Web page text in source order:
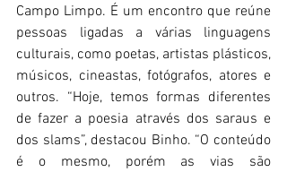
Campo Limpo. É um encontro que reúne
pessoas ligadas a várias linguagens
culturais, como poetas, artistas plásticos,
músicos, cineastas, fotógrafos, atores e
outros. “Hoje, temos formas diferentes
de fazer a poesia através dos saraus e
dos slams”, destacou Binho. “O conteúdo
é o mesmo, porém as vias são